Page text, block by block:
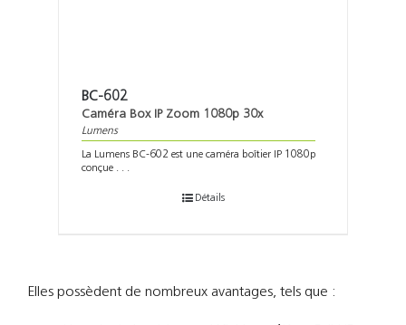
BC-602
Caméra Box IP Zoom 1080p 30x
Lumens
La Lumens BC-602 est une caméra boîtier IP 1080p
conçue . . .
Détails
Elles possèdent de nombreux avantages, tels que :